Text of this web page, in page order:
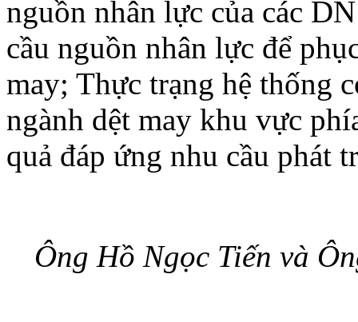
nguồn nhân lực của các
cầu nguồn nhân lực để
may; Thực trạng hệ thống
ngành dệt may khu vực
quả đáp ứng nhu cầu phát
Ông Hồ Ngọc Tiến và